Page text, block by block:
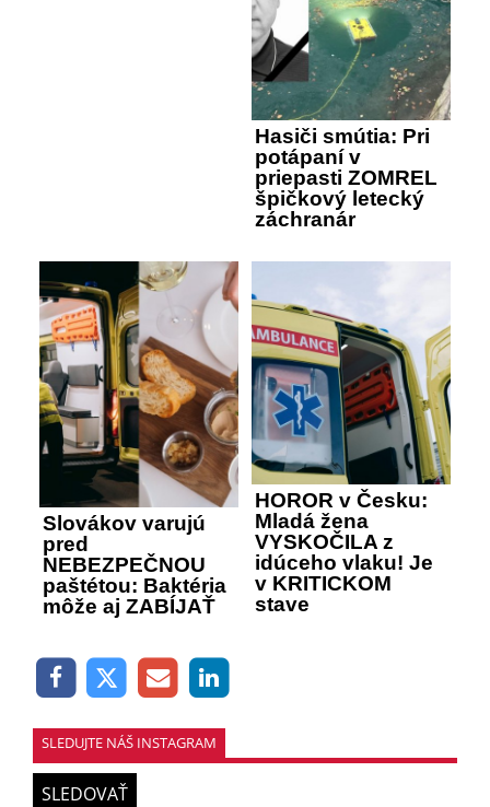
Hasiči smútia: Pri
potápaní v
priepasti ZOMREL
špičkový letecký
záchranár
Slovákov varujú
pred
NEBEZPEČNOU
paštétou: Baktéria
môže aj ZABÍJAŤ
HOROR v Česku:
Mladá žena
VYSKOČILA z
idúceho vlaku! Je
v KRITICKOM
stave
SLEDUJTE NÁŠ INSTAGRAM
SLEDOVAŤ